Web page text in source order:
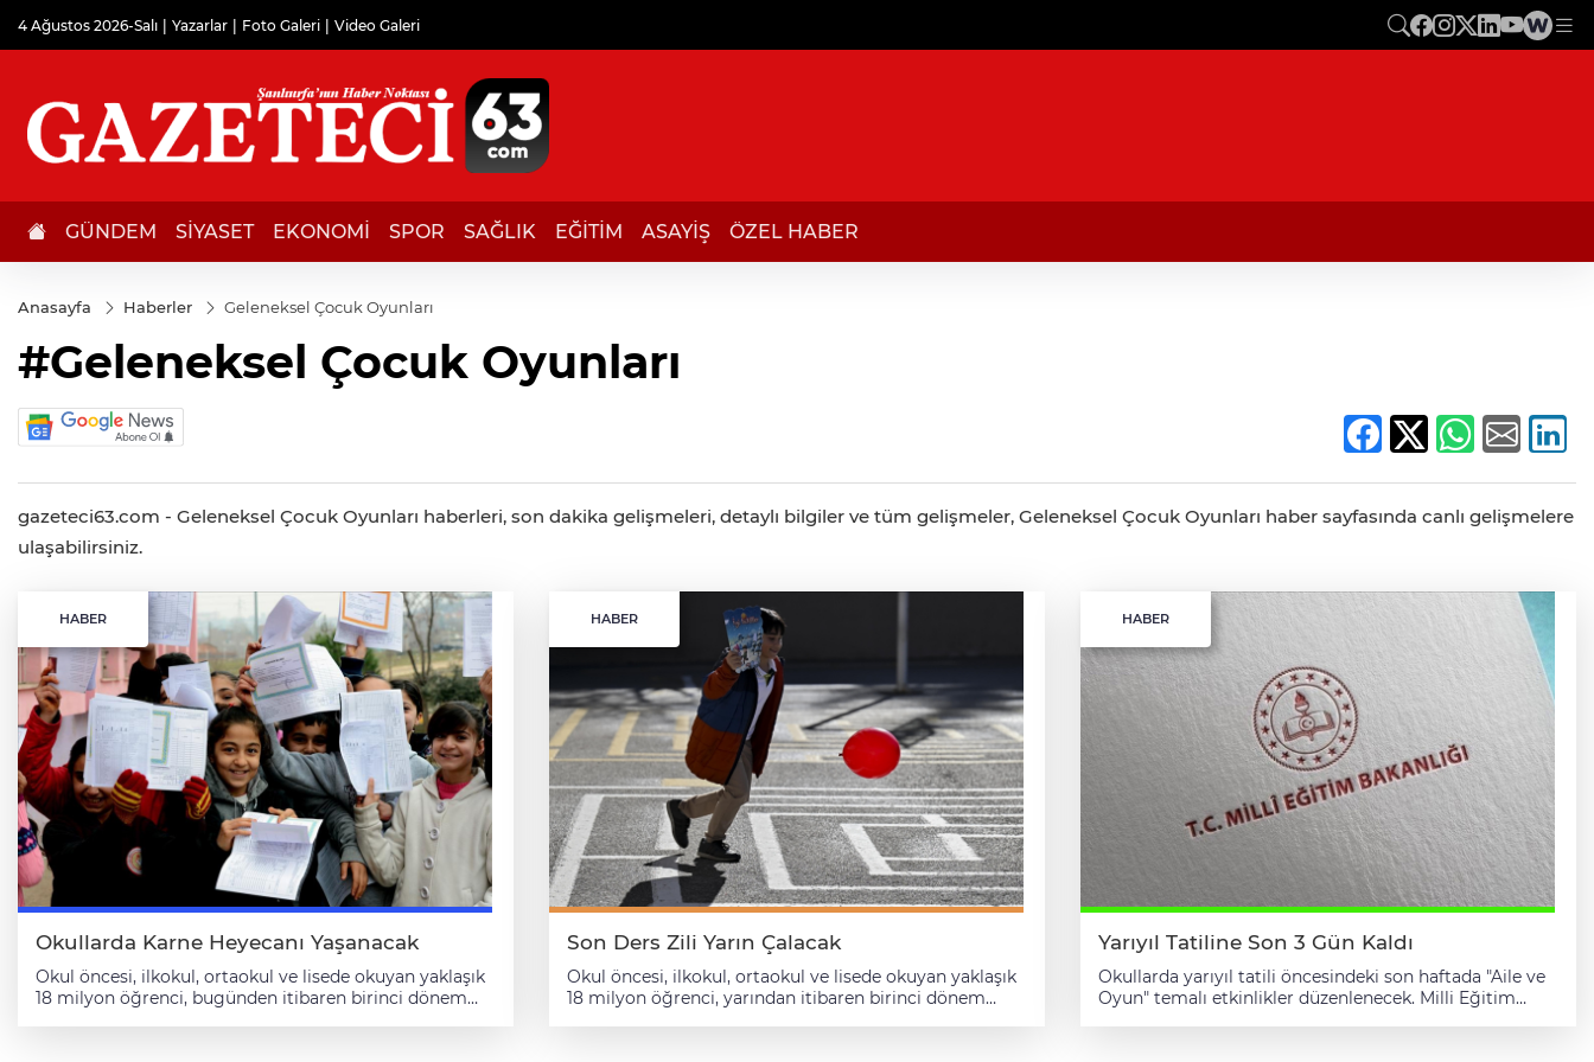
4 Ağustos 2026-Salı Yazarlar Foto Galeri Video Galeri
GÜNDEM SİYASET EKONOMİ SPOR SAĞLIK EĞİTİM ASAYİŞ ÖZEL HABER
Anasayfa Haberler Geleneksel Çocuk Oyunları
#Geleneksel Çocuk Oyunları
gazeteci63.com - Geleneksel Çocuk Oyunları haberleri, son dakika gelişmeleri, detaylı bilgiler ve tüm gelişmeler, Geleneksel Çocuk Oyunları haber sayfasında canlı gelişmelere
ulaşabilirsiniz.
HABER
Okullarda Karne Heyecanı Yaşanacak
Okul öncesi, ilkokul, ortaokul ve lisede okuyan yaklaşık
18 milyon öğrenci, bugünden itibaren birinci dönem
HABER
Son Ders Zili Yarın Çalacak
Okul öncesi, ilkokul, ortaokul ve lisede okuyan yaklaşık
18 milyon öğrenci, yarından itibaren birinci dönem
HABER
Yarıyıl Tatiline Son 3 Gün Kaldı
Okullarda yarıyıl tatili öncesindeki son haftada "Aile ve
Oyun" temalı etkinlikler düzenlenecek. Milli Eğitim